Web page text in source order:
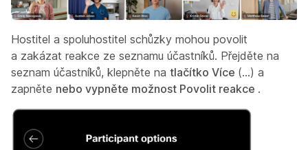
Hostitel a spoluhostitel schůzky mohou povolit
a zakázat reakce ze seznamu účastníků. Přejděte na
seznam účastníků, klepněte na tlačítko Více (...) a
zapněte nebo vypněte možnost Povolit reakce .